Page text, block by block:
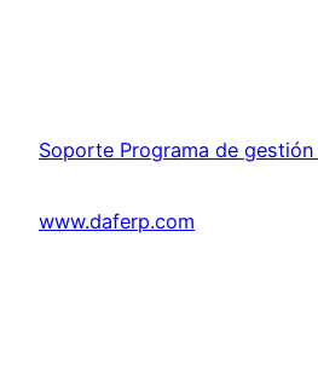
Soporte Programa de gestión
www.daferp.com